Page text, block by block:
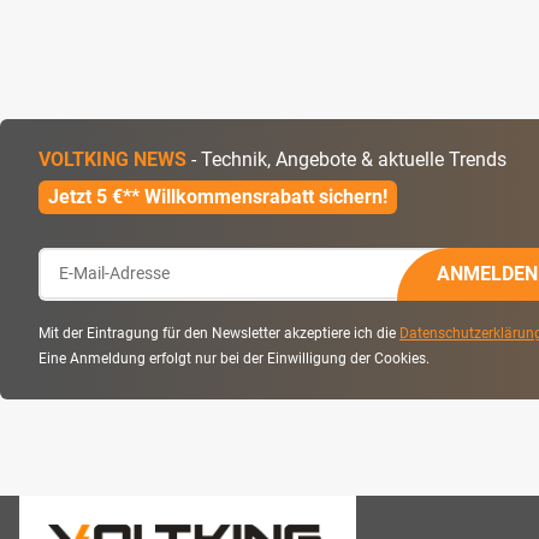
VOLTKING NEWS - Technik, Angebote & aktuelle Trends
Jetzt 5 €** Willkommensrabatt sichern!
ANMELDEN
Mit der Eintragung für den Newsletter akzeptiere ich die
Eine Anmeldung erfolgt nur bei der Einwilligung der Cookies.